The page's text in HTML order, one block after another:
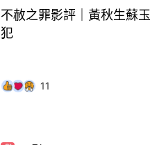
不赦之罪影評｜黃秋生蘇
犯
11